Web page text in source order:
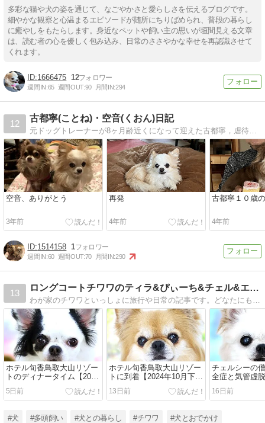
多彩な猫や犬の姿を通じて、なごやかさと愛らしさを伝えるブログです。
細やかな観察と心温まるエピソードが随所にちりばめられ、普段の暮らし
に癒やしをもたらします。身近なペットや飼い主の思いが垣間見える文章
は、読む者の心を優しく包み込み、日常のささやかな幸せを再認識させて
くれます。
1666475 12
週間IN:65 週間OUT:90 月間IN:294
12
古都寧(ことね)・空音(くおん)日記
元ドッグトレーナーが8ヶ月齢近くになって迎えた古都寧，虐待から咬みっ子になって保護された空音との日常を，ご近所やワン友との交流を交えながら綴ります。
空音、ありがとう
3年前
再発
4年前
古都寧１０歳
4年前
1514158 1
週間IN:60 週間OUT:70 月間IN:290
13
ロングコートチワワのティラ&ぴぃーち&チェル&エピ&シュシュ
わが家のチワワといっしょに旅行や日常の記事です。どなたにも楽しく笑って見ていただけたら、と思いながら記事を作っています。
ホテル旬香鳥取大山リゾー
トのディナータイム【2024
年10月下旬の旅行◆その
22】
5日前
ホテル旬香鳥取大山リゾー
トに到着【2024年10月下旬
の旅行◆その21】
13日前
チェルシーの
全症と気管虚
月のチロクマ
16日前
#犬 #多頭飼い #犬との暮らし #チワワ #犬とおでかけ